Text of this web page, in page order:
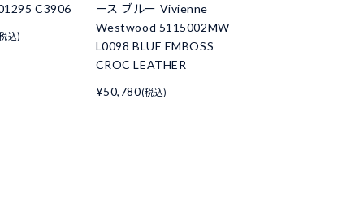
C3906
込)
ース ブルー Vivienne
Westwood 5115002MW-
L0098 BLUE EMBOSS
CROC LEATHER
¥50,780(税込)